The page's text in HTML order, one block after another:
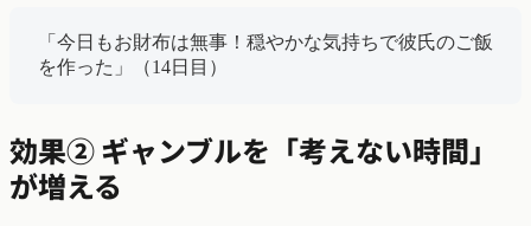
「今日もお財布は無事！穏やかな気持ちで彼氏のご飯
を作った」（14日目）
効果② ギャンブルを「考えない時間」
が増える